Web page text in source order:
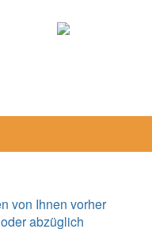
von Ihnen vorher
abzüglich